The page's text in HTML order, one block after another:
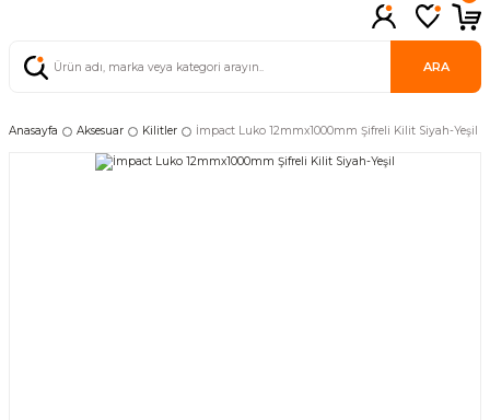
ARA
Anasayfa Aksesuar Kilitler İmpact Luko 12mmx1000mm Şifreli Kilit Siyah-Yeşil